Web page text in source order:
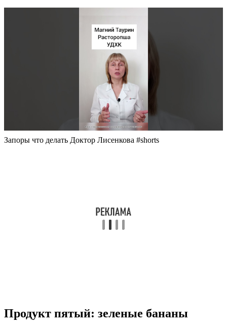
Запоры что делать Доктор Лисенкова #shorts
Продукт пятый: зеленые бананы